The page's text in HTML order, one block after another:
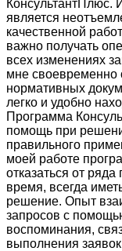
КонсультантПлюс.
является
качественной
важно получать
всех изменениях
мне своевременно
нормативных
легко и удобно
Программа
помощь при
правильного
моей работе
отказаться от
время, всегда
решение. Опыт
запросов с
воспоминания,
выполнения